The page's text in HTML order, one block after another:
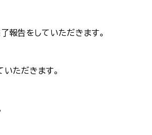
報告をしていただきます。
ただきます。